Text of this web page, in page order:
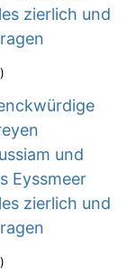
zierlich und
)
und
Eyssmeer
zierlich und
)